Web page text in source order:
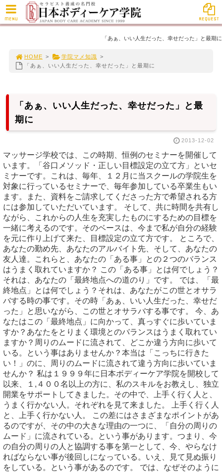
「あぁ、いい人生だった、幸せだった」と最期に
HOME > 学院マメ知識
>
「あぁ、いい人生だった、幸せだった」と最期に
「あぁ、いい人生だった、幸せだった」と最
期に
2013-12-02
マッサージ学校では、この時期、恒例のセミナーを開催して
います。「谷口メソッド・正しい目標設定の立て方」といセ
ミナーです。これは、毎年、１２月に当スクールの学院生を
対象に行っているセミナーで、毎年参加している卒業生もい
ます。また、資料をご請求してくださった方で希望される方
には参加していただいています。 そして、共に時間を共有し
ながら、これからの人生を充実したものにするための目標を
一緒に考えるのです。そのベースは、今まで私が自分の経験
を元に作り上げて来た、目標設定の立て方です。 ところで、
あなたの勤め先、あなたのアルバイト先、そして、あなたの
友人達。これらと、あなたの「ある事」との２つのバランス
はうまく取れていますか？ この「ある事」とは何でしょう？
それは、あなたの「最終地点への道のり」です。 では、「最
終地点」とは何でしょう？それは、あなたがこの世とオサラ
バする時の事です。その時「あぁ、いい人生だった、幸せだ
った」と思いながら、この世とオサラバする事です。 今、あ
なたはこの「最終地点」に向かって、真っすぐに歩いていま
すか？あなたをとりまく環境とのバランスはうまく取れてい
ますか？周りのムードに流されて、どこか違う方向に歩いて
いる。という事はありませんか？本当は「こっちに行きた
い！」のに、周りのムードに流されて違う方向に歩いていま
せんか？ 私は１９９９年に日本ボディーケア学院を開校して
以来、１,４００名以上の方に、私のスキルをお教えし、独立
開業をサポートしてきました。その中で、上手く行く人と、
うまく行かない人。それぞれを見て来ました。 上手く行く人
と、上手く行かない人。 この差にはさまざまなポイントがあ
るのですが、その中の大きな理由の一つに、「自分の周りの
ムード」に流されている。という事があります。つまり、今
の自分の周りの人と協調する事を第一として、今、やらなけ
ればならない事が後回しになっている。いえ、見て見ぬ振り
をしている。という事があるのです。 では、なぜそのように
MENU REQUEST